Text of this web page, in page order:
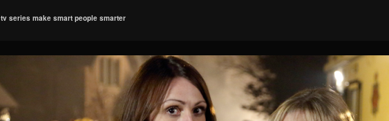
tv series make smart people smarter